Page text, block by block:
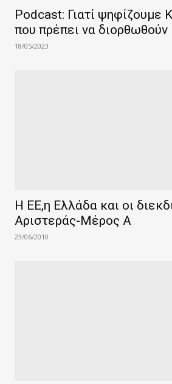
Podcast: Γιατί ψηφίζουμε
που πρέπει να διορθωθούν
18/05/2023
Η ΕΕ,η Ελλάδα και οι
Αριστεράς-Μέρος Α
23/06/2010